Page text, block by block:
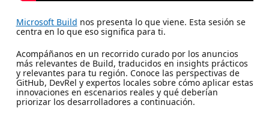
Microsoft Build nos presenta lo que viene. Esta sesión se
centra en lo que eso significa para ti.
Acompáñanos en un recorrido curado por los anuncios
más relevantes de Build, traducidos en insights prácticos
y relevantes para tu región. Conoce las perspectivas de
GitHub, DevRel y expertos locales sobre cómo aplicar estas
innovaciones en escenarios reales y qué deberían
priorizar los desarrolladores a continuación.